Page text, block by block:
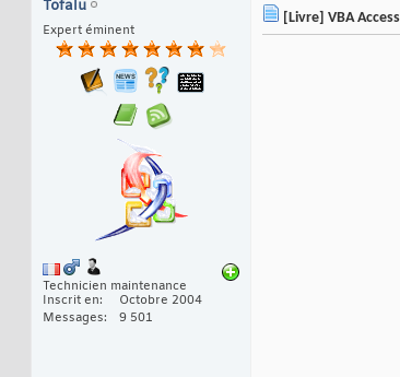
Tofalu
Expert éminent
Technicien maintenance
Inscrit en
Octobre 2004
Messages
9 501
[Livre] VBA